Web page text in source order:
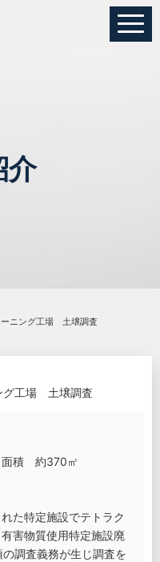
介
ーニング工場 土壌調査
グ工場 土壌調査
面積 約370㎡
た特定施設でテトラク
害物質使用特定施設廃
調査義務が生じ調査を